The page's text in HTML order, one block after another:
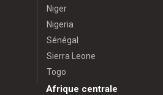
Niger
Nigeria
Sénégal
Sierra Leone
Togo
Afrique centrale